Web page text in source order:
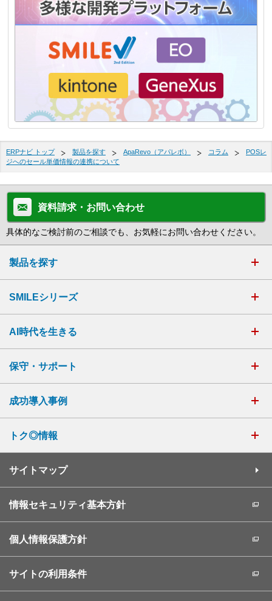
ERPナビ トップ 製品を探す ApaRevo（アパレボ） コラム
POSレ
ジへのセール単価情報の連携について
資料請求・お問い合わせ
具体的なご検討前のご相談でも、お気軽にお問い合わせください。
製品を探す
SMILEシリーズ
AI時代を生きる
保守・サポート
成功導入事例
トク◎情報
サイトマップ
情報セキュリティ基本方針
個人情報保護方針
サイトの利用条件